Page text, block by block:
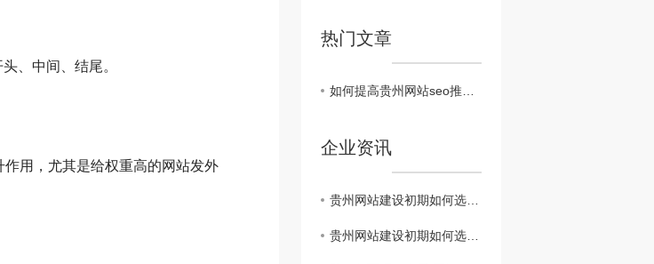
、中间、结尾。
用，尤其是给权重高的网站发外
热门文章
如何提高贵州网站seo推广的排名？
企业资讯
贵州网站建设初期如何选择域名
贵州网站建设初期如何选择域名